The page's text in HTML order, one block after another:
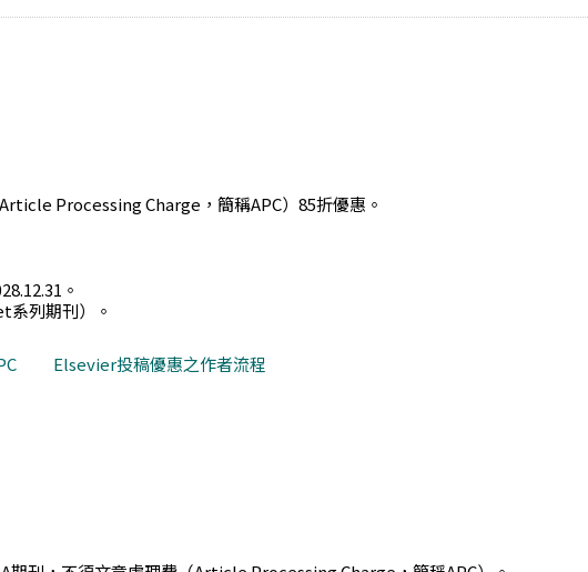
Processing Charge，簡稱APC）85折優惠。
。
系列期刊）。
Elsevier投稿優惠之作者流程